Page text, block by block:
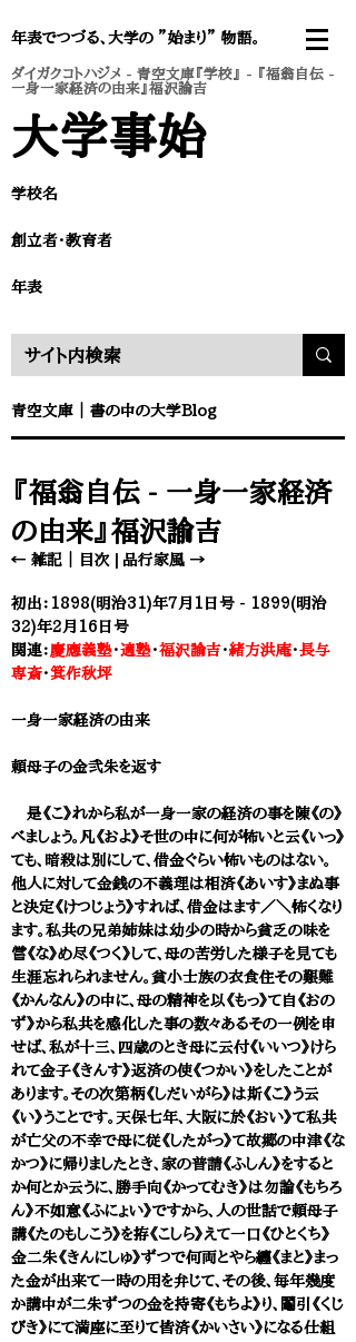
年表でつづる、大学の ”始まり” 物語。
ダイガクコトハジメ - 青空文庫『学校』 - 『福翁自伝 -
一身一家経済の由来』福沢諭吉
​大学事始
学校名
​創立者・教育者
​年表
​青空文庫 書の中の大学Blog
『福翁自伝 - 一身一家経済
の由来』福沢諭吉
← 雑記 目次 品行家風 →​
初出：1898(明治31)年7月1日号 - 1899(明治
32)年2月16日号
関連：慶應義塾・適塾・福沢諭吉・緒方洪庵・長与
専斎・箕作秋坪
一身一家経済の由来
頼母子の金弐朱を返す
是《こ》れから私が一身一家の経済の事を陳《の》
べましょう。凡《およ》そ世の中に何が怖いと云《いっ》
ても、暗殺は別にして、借金ぐらい怖いものはない。
他人に対して金銭の不義理は相済《あいす》まぬ事
と決定《けつじょう》すれば、借金はます／＼怖くなり
ます。私共の兄弟姉妹は幼少の時から貧乏の味を
嘗《な》め尽《つく》して、母の苦労した様子を見ても
生涯忘れられません。貧小士族の衣食住その艱難
《かんなん》の中に、母の精神を以《もっ》て自《おの
ず》から私共を感化した事の数々あるその一例を申
せば、私が十三、四歳のとき母に云付《いいつ》けら
れて金子《きんす》返済の使《つかい》をしたことが
あります。その次第柄《しだいがら》は斯《こ》う云
《い》うことです。天保七年、大阪に於《おい》て私共
が亡父の不幸で母に従《したがっ》て故郷の中津《な
かつ》に帰りましたとき、家の普請《ふしん》をすると
か何とか云うに、勝手向《かってむき》は勿論《もちろ
ん》不如意《ふにょい》ですから、人の世話で頼母子
講《たのもしこう》を拵《こしら》えて一口《ひとくち》
金二朱《きんにしゅ》ずつで何両とやら纏《まと》まっ
た金が出来て一時の用を弁じて、その後、毎年幾度
か講中が二朱ずつの金を持寄《もちよ》り、鬮引《くじ
びき》にて満座に至りて皆済《かいさい》になる仕組